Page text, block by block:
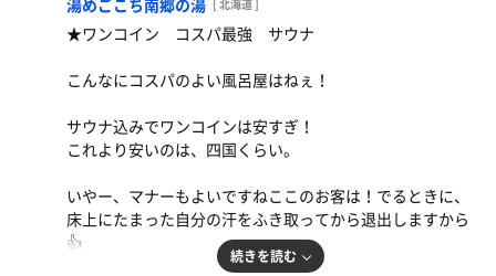
湯めごこち南郷の湯 [ 北海道 ]
★ワンコイン コスパ最強 サウナ
こんなにコスパのよい風呂屋はねぇ！
サウナ込みでワンコインは安すぎ！
これより安いのは、四国くらい。
いやー、マナーもよいですねここのお客は！でるときに、
床上にたまった自分の汗をふき取ってから退出しますから
👍
続きを読む